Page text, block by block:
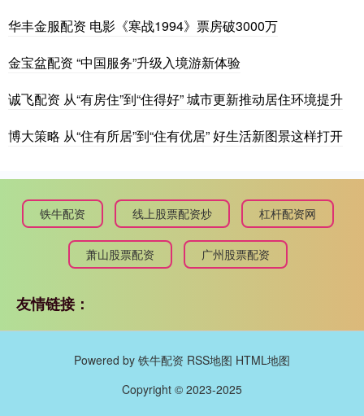
华丰金服配资 电影《寒战1994》票房破3000万
金宝盆配资 “中国服务”升级入境游新体验
诚飞配资 从“有房住”到“住得好” 城市更新推动居住环境提升
博大策略 从“住有所居”到“住有优居” 好生活新图景这样打开
铁牛配资 线上股票配资炒 杠杆配资网
萧山股票配资 广州股票配资
友情链接：
Powered by 铁牛配资 RSS地图 HTML地图
Copyright © 2023-2025